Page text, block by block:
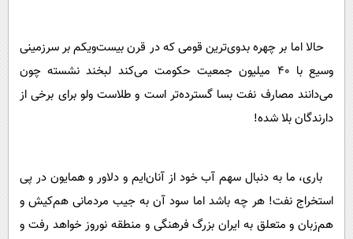
حالا اما بر چهره بدوی‌ترین قومی که در قرن بیست‌و‌یکم بر سرزمینی
وسیع با 40 میلیون جمعیت حکومت می‌کند لبخند نشسته چون
می‌دانند مصارف نفت بسا گسترده‌تر است و طلاست ولو برای برخی از
دارندگان بلا شده!
باری، ما به دنبال سهم آب خود از آنان‌ایم و دلاور و همایون در پی
استخراج نفت! هر چه باشد اما سود آن به جیب مردمانی هم‌کیش و
هم‌زبان و متعلق به ایران بزرگ فرهنگی و منطقه نوروز خواهد رفت و